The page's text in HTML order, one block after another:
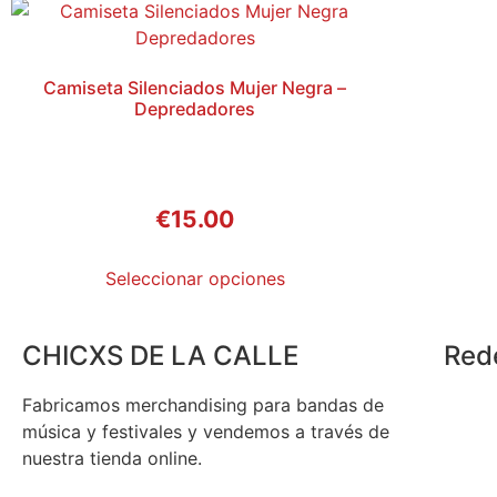
Camiseta Silenciados Mujer Negra –
Depredadores
€15.00
Seleccionar opciones
CHICXS DE LA CALLE
Fabricamos merchandising para bandas de
música y festivales y vendemos a través de
nuestra tienda online.
Estadísticas
funcionalidad
Experiencia
funcione lo
durante tu
visita. Si
rechaza estas
cookies,